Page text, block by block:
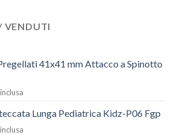
VENDUTI
41x41 mm Attacco a Spinotto
Lunga Pediatrica Kidz-P06 Fgp